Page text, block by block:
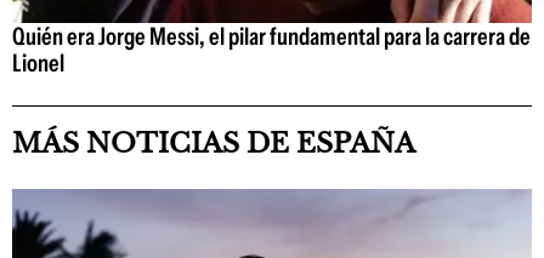
Quién era Jorge Messi, el pilar fundamental para la carrera de
Lionel
MÁS NOTICIAS DE ESPAÑA